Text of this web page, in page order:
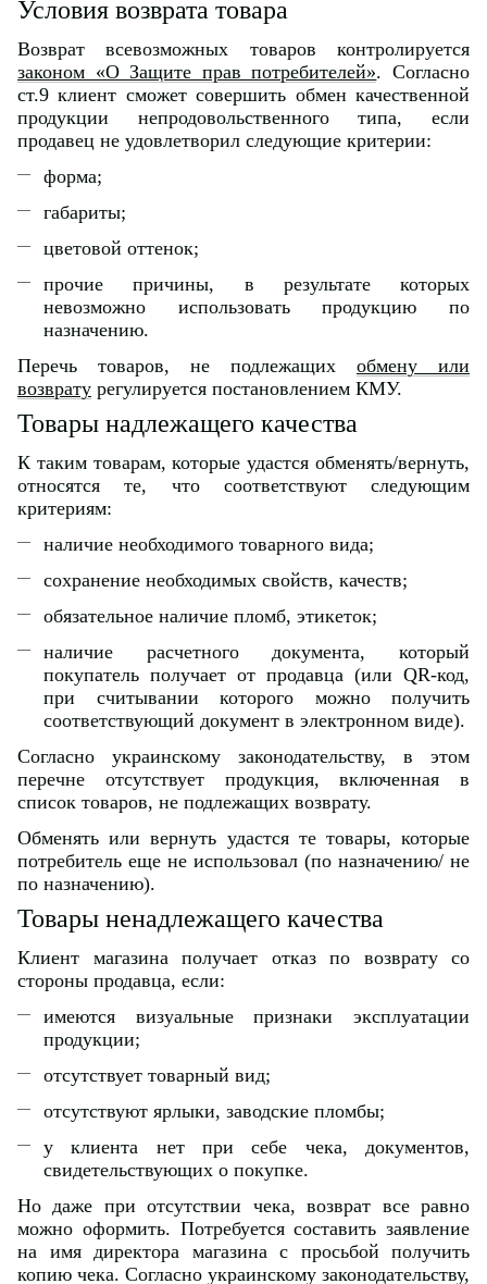
Условия возврата товара
Возврат всевозможных товаров контролируется
законом «О Защите прав потребителей». Согласно
ст.9 клиент сможет совершить обмен качественной
продукции непродовольственного типа, если
продавец не удовлетворил следующие критерии:
форма;
габариты;
цветовой оттенок;
прочие причины, в результате которых
невозможно использовать продукцию по
назначению.
Перечь товаров, не подлежащих обмену или
возврату регулируется постановлением КМУ.
Товары надлежащего качества
К таким товарам, которые удастся обменять/вернуть,
относятся те, что соответствуют следующим
критериям:
наличие необходимого товарного вида;
сохранение необходимых свойств, качеств;
обязательное наличие пломб, этикеток;
наличие расчетного документа, который
покупатель получает от продавца (или QR-код,
при считывании которого можно получить
соответствующий документ в электронном виде).
Согласно украинскому законодательству, в этом
перечне отсутствует продукция, включенная в
список товаров, не подлежащих возврату.
Обменять или вернуть удастся те товары, которые
потребитель еще не использовал (по назначению/ не
по назначению).
Товары ненадлежащего качества
Клиент магазина получает отказ по возврату со
стороны продавца, если:
имеются визуальные признаки эксплуатации
продукции;
отсутствует товарный вид;
отсутствуют ярлыки, заводские пломбы;
у клиента нет при себе чека, документов,
свидетельствующих о покупке.
Но даже при отсутствии чека, возврат все равно
можно оформить. Потребуется составить заявление
на имя директора магазина с просьбой получить
копию чека. Согласно украинскому законодательству,